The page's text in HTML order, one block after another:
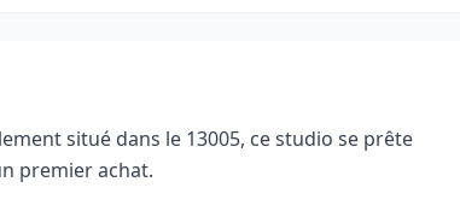
situé dans le 13005, ce studio se prête
premier achat.